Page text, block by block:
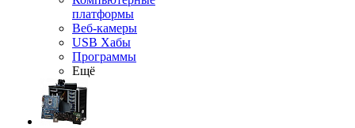
платформы
Веб-камеры
USB Хабы
Программы
Ещё